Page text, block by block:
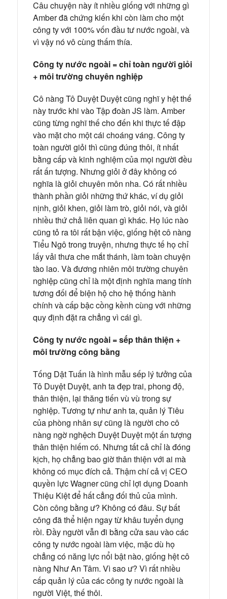
Câu chuyện này ít nhiều giống với những gì
Amber đã chứng kiến khi còn làm cho một
công ty với 100% vốn đầu tư nước ngoài, và
vì vậy nó vô cùng thấm thía.
Công ty nước ngoài = chỉ toàn người giỏi
+ môi trường chuyên nghiệp
Cô nàng Tô Duyệt Duyệt cũng nghĩ y hệt thế
này trước khi vào Tập đoàn JS làm. Amber
cũng từng nghĩ thế cho đến khi thực tế đập
vào mặt cho một cái choáng váng. Công ty
toàn người giỏi thì cũng đúng thôi, ít nhất
bằng cấp và kinh nghiệm của mọi người đều
rất ấn tượng. Nhưng giỏi ở đây không có
nghĩa là giỏi chuyên môn nha. Có rất nhiều
thành phần giỏi những thứ khác, ví dụ giỏi
nịnh, giỏi khen, giỏi làm trò, giỏi nói, và giỏi
nhiều thứ chả liên quan gì khác. Họ lúc nào
cũng tỏ ra tôi rất bận việc, giống hệt cô nàng
Tiểu Ngô trong truyện, nhưng thực tế họ chỉ
lấy vải thưa che mắt thánh, làm toàn chuyện
tào lao. Và đương nhiên môi trường chuyên
nghiệp cũng chỉ là một định nghĩa mang tính
tương đối để biện hộ cho hệ thống hành
chính và cấp bậc cồng kềnh cùng với những
quy định đặt ra chẳng vì cái gì.
Công ty nước ngoài = sếp thân thiện +
môi trường công bằng
Tống Dật Tuấn là hình mẫu sếp lý tưởng của
Tô Duyệt Duyệt, anh ta đẹp trai, phong độ,
thân thiện, lại thăng tiến vù vù trong sự
nghiệp. Tương tự như anh ta, quản lý Tiêu
của phòng nhân sự cũng là người cho cô
nàng ngờ nghệch Duyệt Duyệt một ấn tượng
thân thiện hiếm có. Nhưng tất cả chỉ là đóng
kịch, họ chẳng bao giờ thân thiện với ai mà
không có mục đích cả. Thậm chí cả vị CEO
quyền lực Wagner cũng chỉ lợi dụng Doanh
Thiệu Kiệt để hất cẳng đối thủ của mình.
Còn công bằng ư? Không có đâu. Sự bất
công đã thể hiện ngay từ khâu tuyển dụng
rồi. Đầy người vẫn đi bằng cửa sau vào các
công ty nước ngoài làm việc, mặc dù họ
chẳng có năng lực nổi bật nào, giống hệt cô
nàng Như An Tâm. Vì sao ư? Vì rất nhiều
cấp quản lý của các công ty nước ngoài là
người Việt, thế thôi.